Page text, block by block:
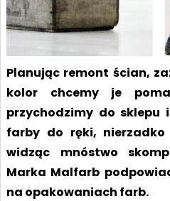
Planując remont ścian,
kolor chcemy je
przychodzimy do sklepu
farby do ręki, nierzadko
widząc mnóstwo
Marka Malfarb
na opakowaniach farb.